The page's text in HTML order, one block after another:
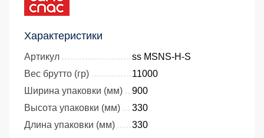
Характеристики
Артикул
ss MSNS-H-S
Вес брутто (гр)
11000
Ширина упаковки (мм)
900
Высота упаковки (мм)
330
Длина упаковки (мм)
330